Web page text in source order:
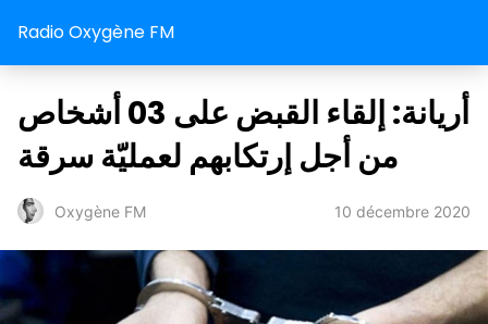
Radio Oxygène FM
أريانة: إلقاء القبض على 03 أشخاص
من أجل إرتكابهم لعمليّة سرقة
Oxygène FM 10 décembre 2020